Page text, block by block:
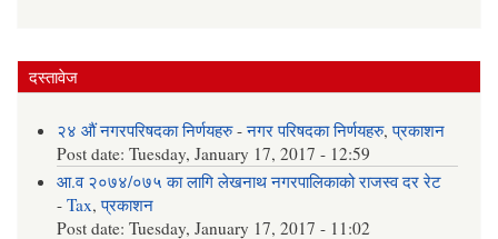
दस्तावेज
२४ औं नगरपरिषदका निर्णयहरु-नगर परिषदका निर्णयहरु,प्रकाशन
Post date:Tuesday, January 17, 2017 - 12:59
आ.व २०७४/०७५ का लागि लेखनाथ नगरपालिकाको राजस्व दर रेट
-Tax,प्रकाशन
Post date:Tuesday, January 17, 2017 - 11:02